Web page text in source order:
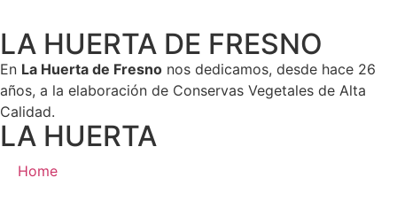
LA HUERTA DE FRESNO
En La Huerta de Fresno nos dedicamos, desde hace 26
años, a la elaboración de Conservas Vegetales de Alta
Calidad.
LA HUERTA
Home